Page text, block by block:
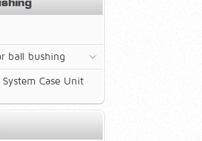
ball bushing
Case Unit